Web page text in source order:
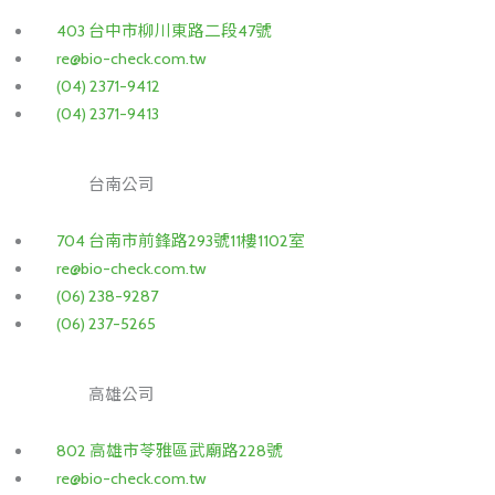
403 台中市柳川東路二段47號
re@bio-check.com.tw
(04) 2371-9412
(04) 2371-9413
台南公司
704 台南市前鋒路293號11樓1102室
re@bio-check.com.tw
(06) 238-9287
(06) 237-5265
高雄公司
802 高雄市苓雅區武廟路228號
re@bio-check.com.tw